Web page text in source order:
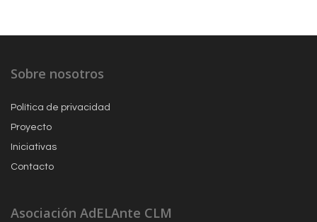
Sobre nosotros
Política de privacidad
Proyecto
Iniciativas
Contacto
Asociación AdELAnte CLM